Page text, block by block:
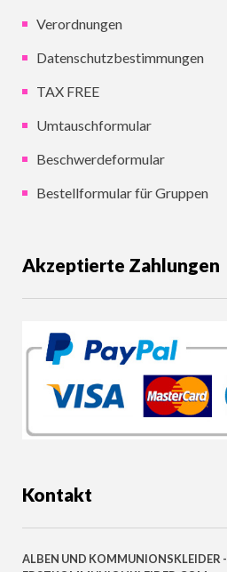
Verordnungen
Datenschutzbestimmungen
TAX FREE
Umtauschformular
Beschwerdeformular
Bestellformular für Gruppen
Akzeptierte Zahlungen
Kontakt
ALBEN UND KOMMUNIONSKLEIDER -